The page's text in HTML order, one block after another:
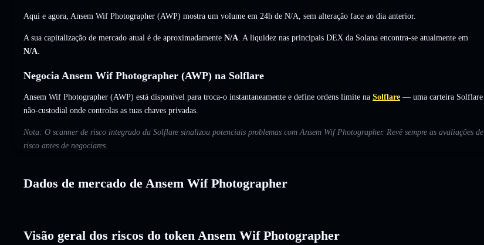
Aqui e agora, Ansem Wif Photographer (AWP) mostra um volume em 24h de N/A sem alteração face ao dia anterior.
A sua capitalização de mercado atual é de aproximadamente N/A . A liquidez nas principais DEX da Solana encontra-se atualmente em
N/A
Negocia Ansem Wif Photographer (AWP) na Solflare
Ansem Wif Photographer (AWP) está disponível para troca-o instantaneamente e define ordens limite na Solflare — uma carteira Solflare
não-custodial onde controlas as tuas chaves privadas.
Nota: O scanner de risco integrado da Solflare sinalizou potenciais problemas com Ansem Wif Photographer. Revê sempre as avaliações de
risco antes de negociares.
Dados de mercado de Ansem Wif Photographer
Visão geral dos riscos do token Ansem Wif Photographer